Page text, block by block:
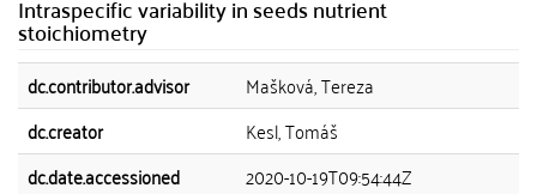
Intraspecific variability in seeds nutrient
stoichiometry
dc.contributor.advisor
Mašková, Tereza
dc.creator
Kesl, Tomáš
dc.date.accessioned
2020-10-19T09:54:44Z